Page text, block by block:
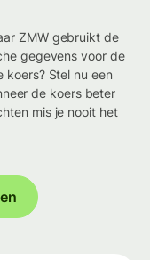
ZMW gebruikt de
gegevens voor de
koers? Stel nu een
de koers beter
mis je nooit het